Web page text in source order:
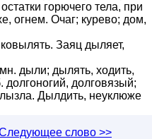
горючего тела, при
огнем. Очаг; курево; дом,
Заяц дыляет,
дыли; дылять, ходить,
долговязый;
Дылдить, неуклюже
слово >>